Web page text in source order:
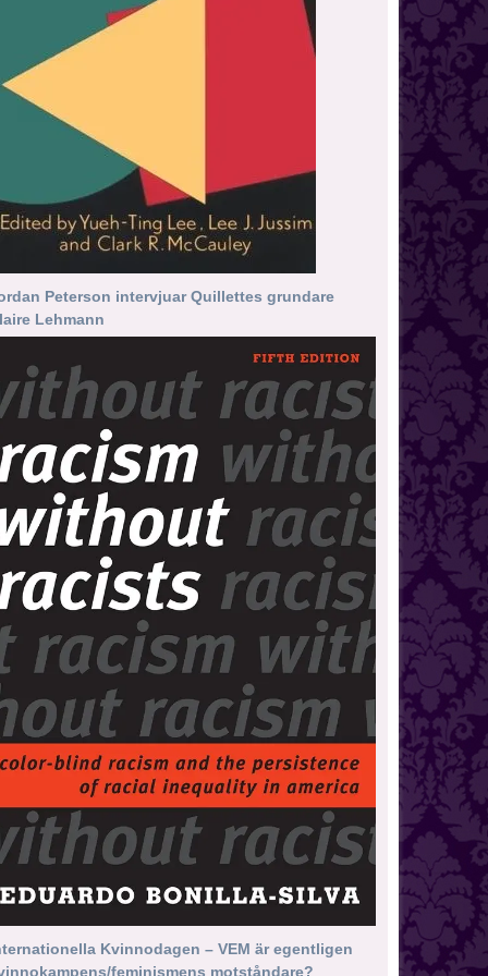
Peterson intervjuar Quillettes grundare
Lehmann
Kvinnodagen – VEM är egentligen
feminismens motståndare?